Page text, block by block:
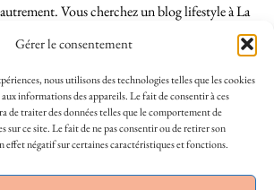
Gérer le consentement
nous utilisons des technologies telles que les cookies
informations des appareils. Le fait de consentir à ces
de traiter des données telles que le comportement de
sur ce site. Le fait de ne pas consentir ou de retirer son
effet négatif sur certaines caractéristiques et fonctions.
Vous cherchez un blog lifestyle à La
locale ? Vous êtes au bon endroit. Que vous
de passage dans notre belle ville, j’espère que mes
à profiter de La Rochelle comme un·e vrai·e
initié·e. !